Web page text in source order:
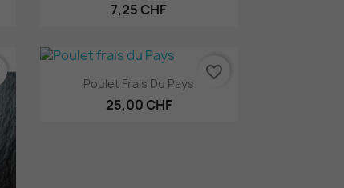
7,25 CHF
Aperçu rapide
Poulet Frais Du Pays
25,00 CHF
favorite_border